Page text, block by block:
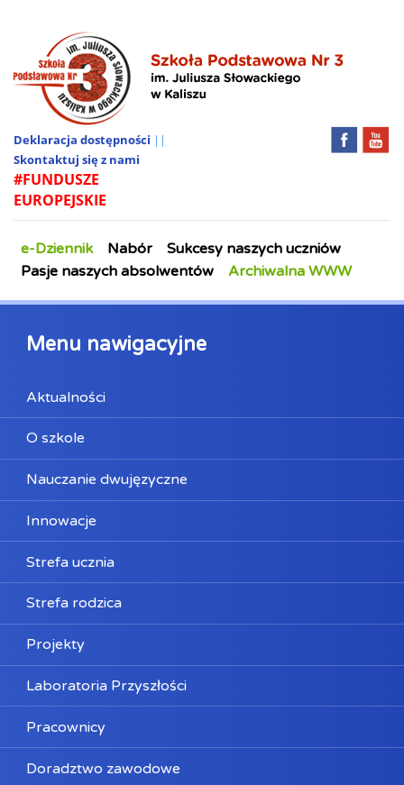
Deklaracja dostępności ||
Skontaktuj się z nami
#FUNDUSZE
EUROPEJSKIE
e-Dziennik Nabór
Sukcesy naszych uczniów
Pasje naszych absolwentów
Archiwalna WWW
Menu nawigacyjne
Aktualności
O szkole
Nauczanie dwujęzyczne
Innowacje
Strefa ucznia
Strefa rodzica
Projekty
Laboratoria Przyszłości
Pracownicy
Doradztwo zawodowe